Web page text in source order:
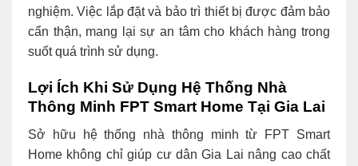
nghiệm. Việc lắp đặt và bảo trì thiết bị được đảm bảo
cẩn thận, mang lại sự an tâm cho khách hàng trong
suốt quá trình sử dụng.
Lợi Ích Khi Sử Dụng Hệ Thống Nhà
Thông Minh FPT Smart Home Tại Gia Lai
Sở hữu hệ thống nhà thông minh từ FPT Smart
Home không chỉ giúp cư dân Gia Lai nâng cao chất